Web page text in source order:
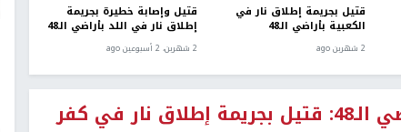
قتيل بجريمة إطلاق نار في
الكعبية بأراضي الـ48
2 شهرين ago
قتيل وإصابة خطيرة بجريمة
إطلاق نار في اللد بأراضي الـ48
2 شهرين، 2 أسبوعين ago
123 قتيلا منذ مطلع العام داخل أراضي الـ48: قتيل بجريمة إطلاق نار في كفر